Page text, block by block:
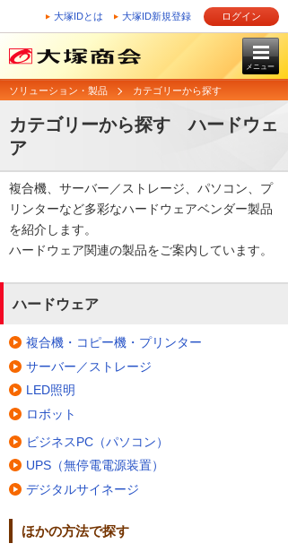
大塚IDとは 大塚ID新規登録 ログイン
メニュー
ソリューション・製品 カテゴリーから探す
カテゴリーから探す ハードウェ
ア
複合機、サーバー／ストレージ、パソコン、プ
リンターなど多彩なハードウェアベンダー製品
を紹介します。
ハードウェア関連の製品をご案内しています。
ハードウェア
複合機・コピー機・プリンター
サーバー／ストレージ
LED照明
ロボット
ビジネスPC（パソコン）
UPS（無停電電源装置）
デジタルサイネージ
ほかの方法で探す